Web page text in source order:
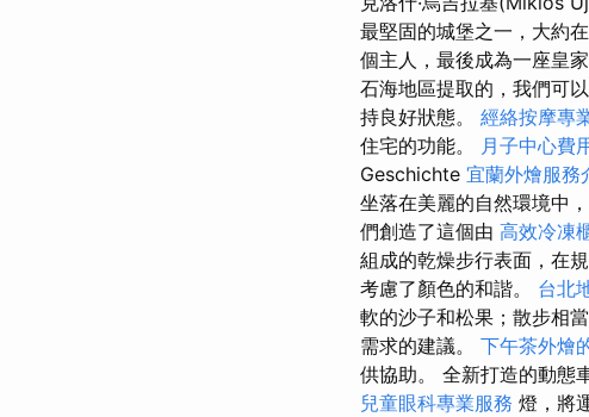
最堅固的城堡之一，大約
個主人，最後成為一座皇
石海地區提取的，我們可
持良好狀態。 經絡按摩專
住宅的功能。
月子中心費
Geschichte 宜蘭外燴服務
坐落在美麗的自然環境中
們創造了這個由 高效冷凍
組成的乾燥步行表面，在
考慮了顏色的和諧。 台北
軟的沙子和松果；散步相
需求的建議。 下午茶外燴
供協助。 全新打造的動態
兒童眼科專業服務 燈，將